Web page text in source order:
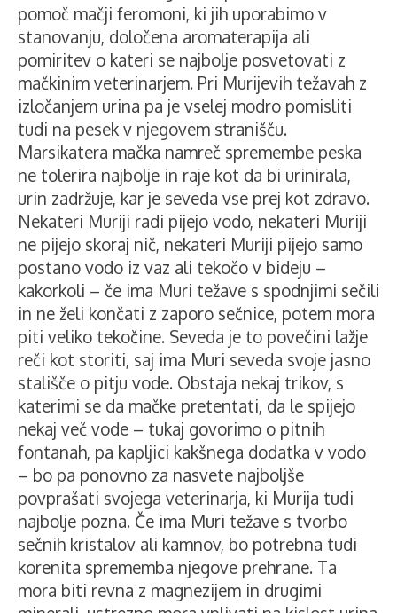
pomoč mačji feromoni, ki jih uporabimo v
stanovanju, določena aromaterapija ali
pomiritev o kateri se najbolje posvetovati z
mačkinim veterinarjem. Pri Murijevih težavah z
izločanjem urina pa je vselej modro pomisliti
tudi na pesek v njegovem stranišču.
Marsikatera mačka namreč spremembe peska
ne tolerira najbolje in raje kot da bi urinirala,
urin zadržuje, kar je seveda vse prej kot zdravo.
Nekateri Muriji radi pijejo vodo, nekateri Muriji
ne pijejo skoraj nič, nekateri Muriji pijejo samo
postano vodo iz vaz ali tekočo v bideju –
kakorkoli – če ima Muri težave s spodnjimi sečili
in ne želi končati z zaporo sečnice, potem mora
piti veliko tekočine. Seveda je to povečini lažje
reči kot storiti, saj ima Muri seveda svoje jasno
stališče o pitju vode. Obstaja nekaj trikov, s
katerimi se da mačke pretentati, da le spijejo
nekaj več vode – tukaj govorimo o pitnih
fontanah, pa kapljici kakšnega dodatka v vodo
– bo pa ponovno za nasvete najboljše
povprašati svojega veterinarja, ki Murija tudi
najbolje pozna. Če ima Muri težave s tvorbo
sečnih kristalov ali kamnov, bo potrebna tudi
korenita sprememba njegove prehrane. Ta
mora biti revna z magnezijem in drugimi